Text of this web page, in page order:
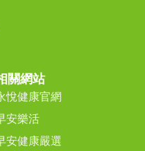
關網站
悅健康官網
安樂活
安健康嚴選